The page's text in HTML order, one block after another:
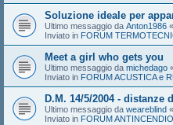
Soluzione ideale per
Ultimo messaggio da Anton1986 «
Inviato in FORUM
Meet a girl who gets you
Ultimo messaggio da michedago
Inviato in FORUM ACUSTICA e
D.M. 14/5/2004 - distanze
Ultimo messaggio da weareblind «
Inviato in FORUM ANTINCENDIO